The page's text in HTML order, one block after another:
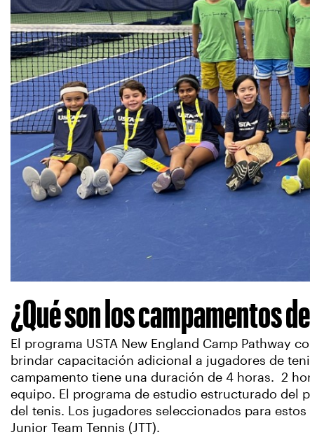
¿Qué son los campamentos
El programa USTA New England Camp Pathway
brindar capacitación adicional a jugadores de
campamento tiene una duración de 4 horas. 2
equipo. El programa de estudio estructurado del
del tenis. Los jugadores seleccionados para
Junior Team Tennis (JTT).